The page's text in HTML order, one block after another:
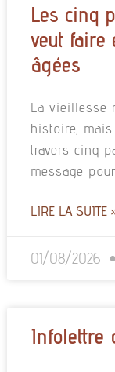
Les cinq
veut faire
âgées
La vieillesse
histoire,
travers cinq
message
LIRE LA SUITE
01/08/2026
Infolettre